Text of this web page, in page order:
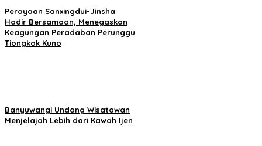
Perayaan Sanxingdui-Jinsha
Hadir Bersamaan, Menegaskan
Keagungan Peradaban Perunggu
Tiongkok Kuno
Banyuwangi Undang Wisatawan
Menjelajah Lebih dari Kawah Ijen